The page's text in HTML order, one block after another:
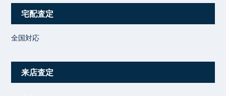
宅配査定
全国対応
来店査定